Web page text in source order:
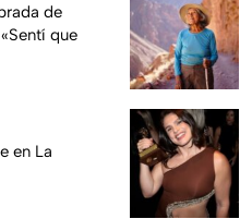
de
que
en La